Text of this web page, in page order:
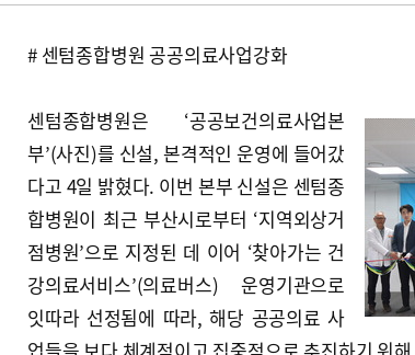
# 센텀종합병원 공공의료사업강화
센텀종합병원은 ‘공공보건의료사업본
부’(사진)를 신설, 본격적인 운영에 들어갔
다고 4일 밝혔다. 이번 본부 신설은 센텀종
합병원이 최근 부산시로부터 ‘지역외상거
점병원’으로 지정된 데 이어 ‘찾아가는 건
강의료서비스’(의료버스) 운영기관으로
잇따라 선정됨에 따라, 해당 공공의료 사